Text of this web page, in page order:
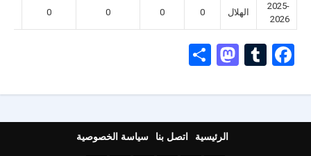
2025-
2026
الهلال 0
0
0
0
Facebook
Tumblr
Mastodon
الرئيسية اتصل بنا سياسة الخصوصية